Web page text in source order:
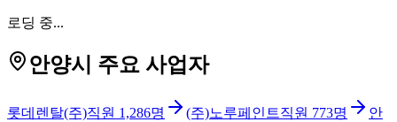
로딩 중...
안양시 주요 사업자
롯데렌탈(주)직원 1,286명 (주)노루페인트직원 773명
안